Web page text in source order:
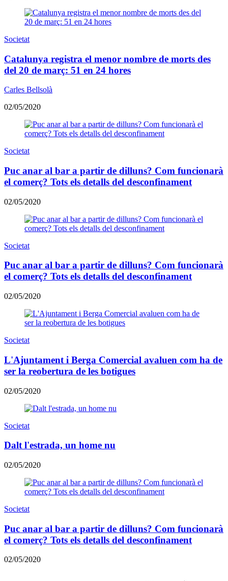
Societat
Catalunya registra el menor nombre de morts des
del 20 de març: 51 en 24 hores
Carles Bellsolà
02/05/2020
Societat
Puc anar al bar a partir de dilluns? Com funcionarà
el comerç? Tots els detalls del desconfinament
02/05/2020
Societat
Puc anar al bar a partir de dilluns? Com funcionarà
el comerç? Tots els detalls del desconfinament
02/05/2020
Societat
L'Ajuntament i Berga Comercial avaluen com ha de
ser la reobertura de les botigues
02/05/2020
Societat
Dalt l'estrada, un home nu
02/05/2020
Societat
Puc anar al bar a partir de dilluns? Com funcionarà
el comerç? Tots els detalls del desconfinament
02/05/2020